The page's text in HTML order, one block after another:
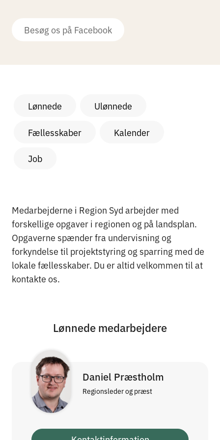
Besøg os på Facebook
Lønnede Ulønnede
Fællesskaber Kalender
Job
Medarbejderne i Region Syd arbejder med
forskellige opgaver i regionen og på landsplan.
Opgaverne spænder fra undervisning og
forkyndelse til projektstyring og sparring med de
lokale fællesskaber. Du er altid velkommen til at
kontakte os.
Lønnede medarbejdere
Daniel Præstholm
Regionsleder og præst